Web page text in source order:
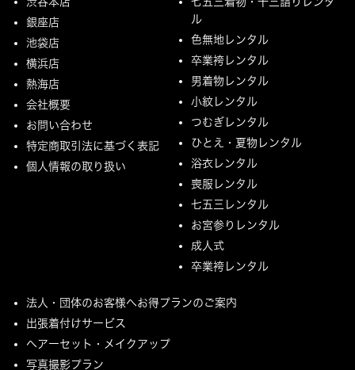
銀座店
池袋店
横浜店
熱海店
会社概要
お問い合わせ
特定商取引法に基づく表記
個人情報の取り扱い
ル
色無地レンタル
卒業袴レンタル
男着物レンタル
小紋レンタル
つむぎレンタル
ひとえ・夏物レンタル
浴衣レンタル
喪服レンタル
七五三レンタル
お宮参りレンタル
成人式
卒業袴レンタル
法人・団体のお客様へお得プランのご案内
出張着付けサービス
ヘアーセット・メイクアップ
写真撮影プラン